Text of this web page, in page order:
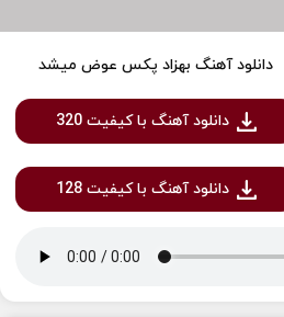
دانلود آهنگ بهزاد پکس عوض میشد
دانلود آهنگ با کیفیت 320
دانلود آهنگ با کیفیت 128